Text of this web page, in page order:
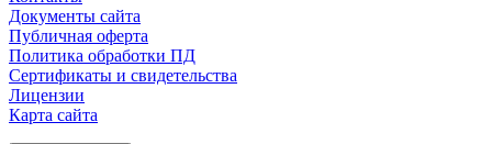
Документы сайта
Публичная оферта
Политика обработки ПД
Сертификаты и свидетельства
Лицензии
Карта сайта